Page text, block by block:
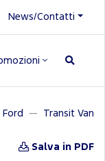
News/Contatti
Ford Transit Van
Salva in PDF